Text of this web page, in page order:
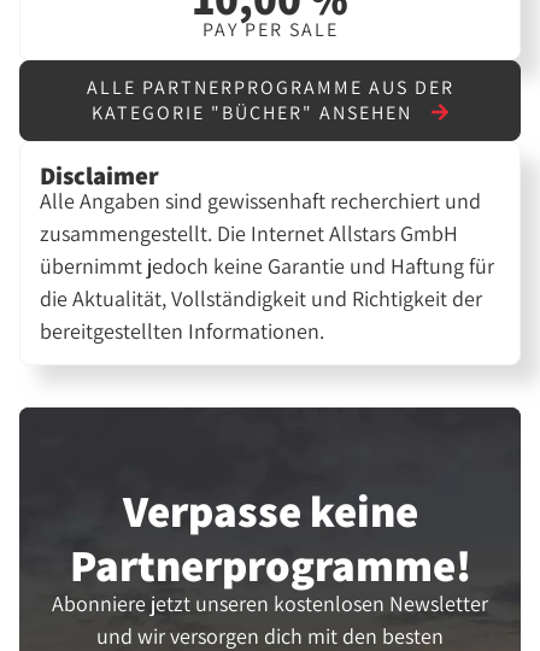
PAY PER SALE
ALLE PARTNERPROGRAMME AUS DER
KATEGORIE "BÜCHER" ANSEHEN
Disclaimer
Alle Angaben sind gewissenhaft recherchiert und
zusammengestellt. Die Internet Allstars GmbH
übernimmt jedoch keine Garantie und Haftung für
die Aktualität, Vollständigkeit und Richtigkeit der
bereitgestellten Informationen.
Verpasse keine
Partner­programme!
Abonniere jetzt unseren kostenlosen Newsletter
und wir versorgen dich mit den besten